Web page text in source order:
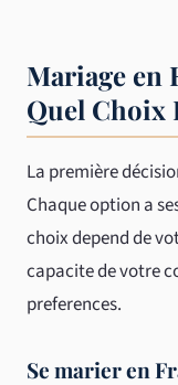
Mariage en
Quel Choix
La première
Chaque option a
choix depend de
capacite de votre
preferences.
Se marier en